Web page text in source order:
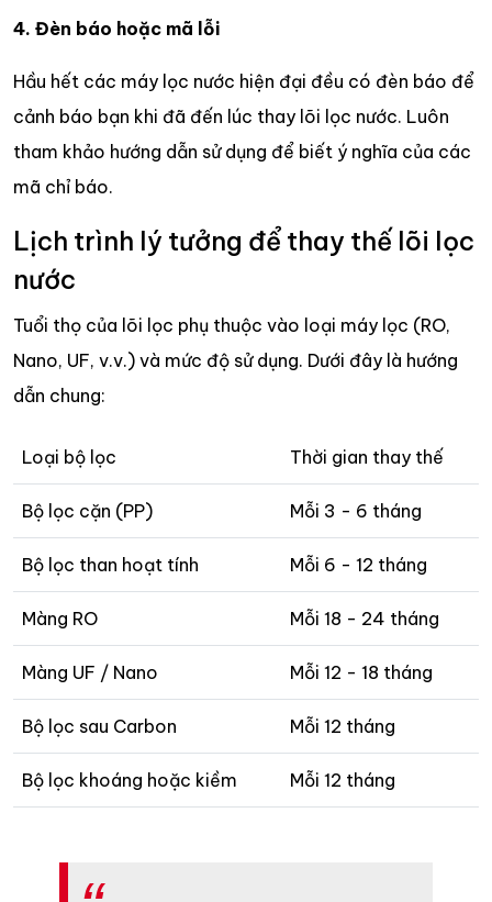
4. Đèn báo hoặc mã lỗi
Hầu hết các máy lọc nước hiện đại đều có đèn báo để
cảnh báo bạn khi đã đến lúc thay lõi lọc nước. Luôn
tham khảo hướng dẫn sử dụng để biết ý nghĩa của các
mã chỉ báo.
Lịch trình lý tưởng để thay thế lõi lọc
nước
Tuổi thọ của lõi lọc phụ thuộc vào loại máy lọc (RO,
Nano, UF, v.v.) và mức độ sử dụng. Dưới đây là hướng
dẫn chung:
Loại bộ lọc Thời gian thay thế
Bộ lọc cặn (PP) Mỗi 3 - 6 tháng
Bộ lọc than hoạt tính Mỗi 6 - 12 tháng
Màng RO Mỗi 18 - 24 tháng
Màng UF / Nano Mỗi 12 - 18 tháng
Bộ lọc sau Carbon Mỗi 12 tháng
Bộ lọc khoáng hoặc kiềm Mỗi 12 tháng